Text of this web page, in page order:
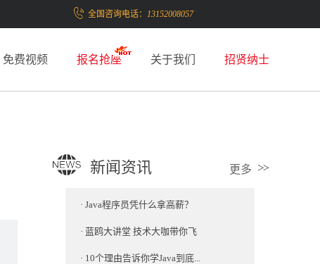
全国咨询电话： 13152008057
免费视频 报名抢座 关于我们 招贤纳士
新闻资讯 更多
· Java程序员凭什么拿高薪？
· 蓝鸥大讲堂 技术大咖带你飞
· 10个理由告诉你学Java到底...